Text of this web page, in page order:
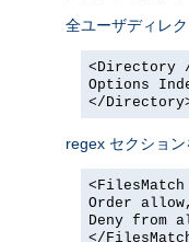
全ユーザディレ
<Directory
Options
</
regex セクショ
Order
Deny from
</